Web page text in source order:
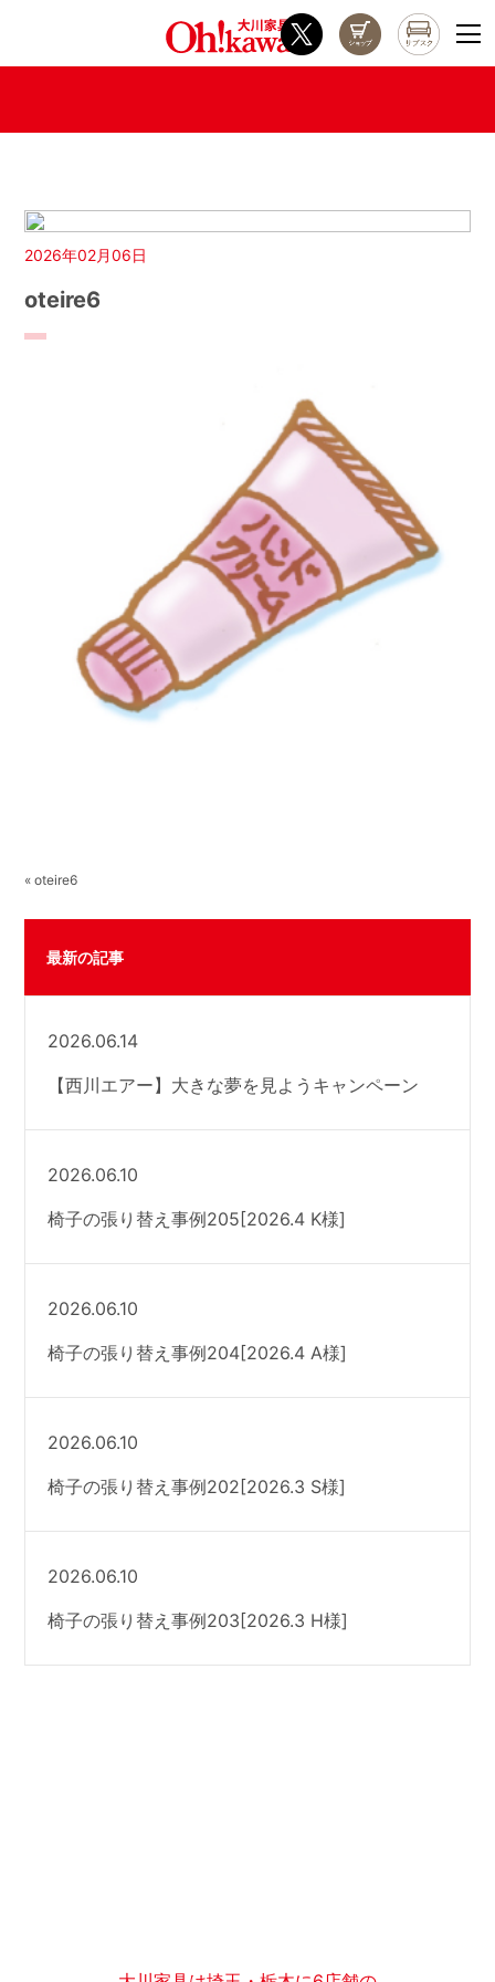
2026年02月06日
oteire6
« oteire6
最新の記事
2026.06.14
【西川エアー】大きな夢を見ようキャンペーン
2026.06.10
椅子の張り替え事例205[2026.4 K様]
2026.06.10
椅子の張り替え事例204[2026.4 A様]
2026.06.10
椅子の張り替え事例202[2026.3 S様]
2026.06.10
椅子の張り替え事例203[2026.3 H様]